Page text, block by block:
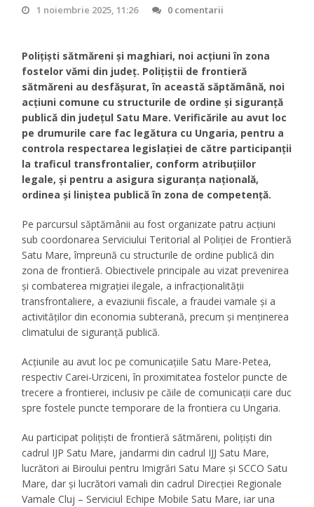
1 noiembrie 2025, 11:26 0 comentarii
Polițiști sătmăreni și maghiari, noi acțiuni în zona
fostelor vămi din județ. Polițiștii de frontieră
sătmăreni au desfășurat, în această săptămână, noi
acțiuni comune cu structurile de ordine și siguranță
publică din județul Satu Mare. Verificările au avut loc
pe drumurile care fac legătura cu Ungaria, pentru a
controla respectarea legislației de către participanții
la traficul transfrontalier, conform atribuțiilor
legale, și pentru a asigura siguranța națională,
ordinea și liniștea publică în zona de competență.
Pe parcursul săptămânii au fost organizate patru acțiuni
sub coordonarea Serviciului Teritorial al Poliției de Frontieră
Satu Mare, împreună cu structurile de ordine publică din
zona de frontieră. Obiectivele principale au vizat prevenirea
și combaterea migrației ilegale, a infracționalității
transfrontaliere, a evaziunii fiscale, a fraudei vamale și a
activităților din economia subterană, precum și menținerea
climatului de siguranță publică.
Acțiunile au avut loc pe comunicațiile Satu Mare-Petea,
respectiv Carei-Urziceni, în proximitatea fostelor puncte de
trecere a frontierei, inclusiv pe căile de comunicații care duc
spre fostele puncte temporare de la frontiera cu Ungaria.
Au participat polițiști de frontieră sătmăreni, polițiști din
cadrul IJP Satu Mare, jandarmi din cadrul IJJ Satu Mare,
lucrători ai Biroului pentru Imigrări Satu Mare și SCCO Satu
Mare, dar și lucrători vamali din cadrul Direcției Regionale
Vamale Cluj – Serviciul Echipe Mobile Satu Mare, iar una